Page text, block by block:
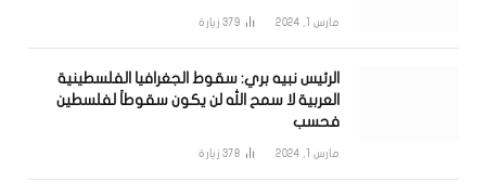
مارس 1, 2024 379 زيارة
الرئيس نبيه بري: سقوط الجغرافيا الفلسطينية
العربية لا سمح الله لن يكون سقوطاً لفلسطين
فحسب
مارس 1, 2024 378 زيارة